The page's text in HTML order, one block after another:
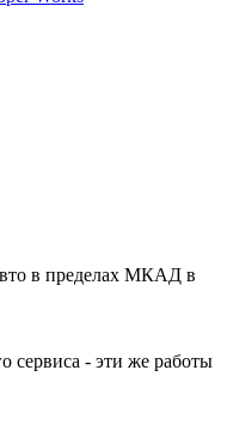
в пределах МКАД в
сервиса - эти же работы